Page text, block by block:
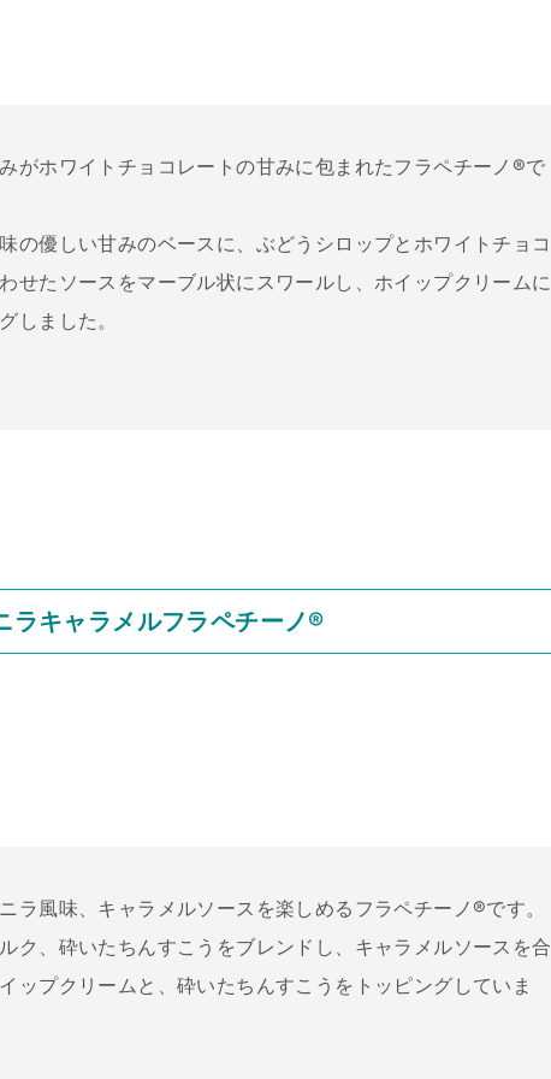
がホワイトチョコレートの甘みに包まれたフラペチーノ®で
の優しい甘みのベースに、ぶどうシロップとホワイトチョコ
せたソースをマーブル状にスワールし、ホイップクリームに
しました。
ラキャラメルフラペチーノ®
ラ風味、キャラメルソースを楽しめるフラペチーノ®です。
ク、砕いたちんすこうをブレンドし、キャラメルソースを合
ップクリームと、砕いたちんすこうをトッピングしていま